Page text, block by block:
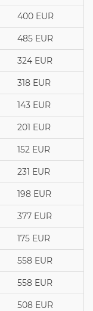
400 EUR
485 EUR
324 EUR
318 EUR
143 EUR
201 EUR
152 EUR
231 EUR
198 EUR
377 EUR
175 EUR
558 EUR
558 EUR
508 EUR